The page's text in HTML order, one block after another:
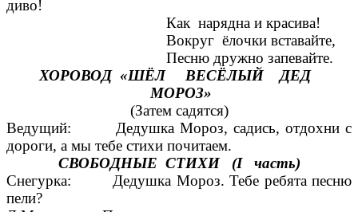
диво!
Как нарядна и красива!
Вокруг ёлочки вставайте,
Песню дружно запевайте.
ХОРОВОД «ШЁЛ ВЕСЁЛЫЙ ДЕД
МОРОЗ»
(Затем садятся)
Ведущий: Дедушка Мороз, садись, отдохни с
дороги, а мы тебе стихи почитаем.
СВОБОДНЫЕ СТИХИ (I часть)
Снегурка: Дедушка Мороз. Тебе ребята песню
пели?